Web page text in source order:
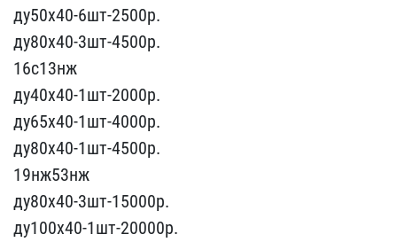
ду50х​40-6шт-2500р.
ду80х40-3ш​т-4500р.
16с13нж
ду40х40​-1шт-2000р.
ду65х40-1шт-​4000р.
ду80х40-1шт-4500р​.
19нж53нж
ду80х40-3шт-1​5000р.
ду100х40-1шт-2000​0р.